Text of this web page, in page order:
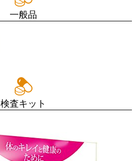
一般品
検査キット